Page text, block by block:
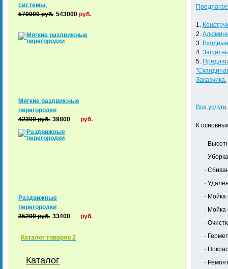
1.
2.
3.
4.
5.
Заказчика.
Все
К
·
·
·
·
· Мойка
·
·
·
·
·
системы.
570000руб. 543000 руб.
Мягкие раздвижные
перегородки
42300руб. 39800 руб.
Раздвижные
перегородки
35200руб. 33400 руб.
Каталог товаров 2
Каталог